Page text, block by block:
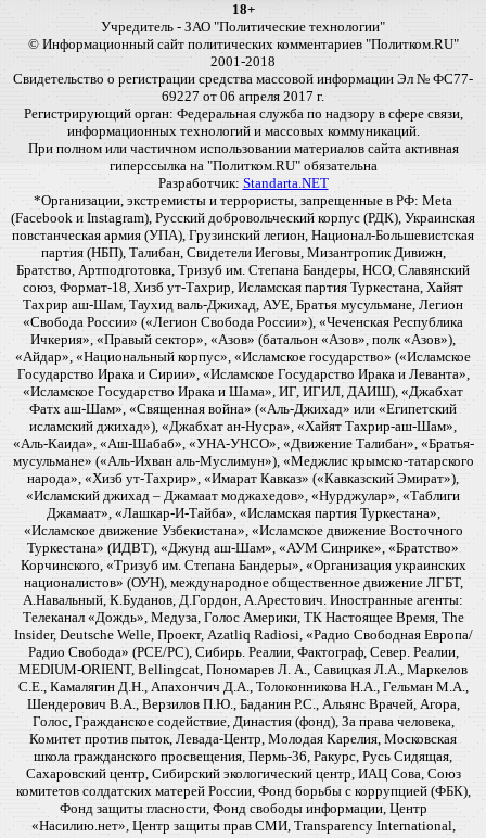
18+
Учредитель - ЗАО "Политические технологии"
© Информационный сайт политических комментариев "Политком.RU"
2001-2018
Свидетельство о регистрации средства массовой информации Эл № ФС77-
69227 от 06 апреля 2017 г.
Регистрирующий орган: Федеральная служба по надзору в сфере связи,
информационных технологий и массовых коммуникаций.
При полном или частичном использовании материалов сайта активная
гиперссылка на "Политком.RU" обязательна
Разработчик: Standarta.NET
*Организации, экстремисты и террористы, запрещенные в РФ: Meta
(Facebook и Instagram), Русский добровольческий корпус (РДК), Украинская
повстанческая армия (УПА), Грузинский легион, Национал-Большевистская
партия (НБП), Талибан, Свидетели Иеговы, Мизантропик Дивижн,
Братство, Артподготовка, Тризуб им. Степана Бандеры, НСО, Славянский
союз, Формат-18, Хизб ут-Тахрир, Исламская партия Туркестана, Хайят
Тахрир аш-Шам, Таухид валь-Джихад, АУЕ, Братья мусульмане, Легион
«Свобода России» («Легион Свобода России»), «Чеченская Республика
Ичкерия», «Правый сектор», «Азов» (батальон «Азов», полк «Азов»),
«Айдар», «Национальный корпус», «Исламское государство» («Исламское
Государство Ирака и Сирии», «Исламское Государство Ирака и Леванта»,
«Исламское Государство Ирака и Шама», ИГ, ИГИЛ, ДАИШ), «Джабхат
Фатх аш-Шам», «Священная война» («Аль-Джихад» или «Египетский
исламский джихад»), «Джабхат ан-Нусра», «Хайят Тахрир-аш-Шам»,
«Аль-Каида», «Аш-Шабаб», «УНА-УНСО», «Движение Талибан», «Братья-
мусульмане» («Аль-Ихван аль-Муслимун»), «Меджлис крымско-татарского
народа», «Хизб ут-Тахрир», «Имарат Кавказ» («Кавказский Эмират»),
«Исламский джихад – Джамаат моджахедов», «Нурджулар», «Таблиги
Джамаат», «Лашкар-И-Тайба», «Исламская партия Туркестана»,
«Исламское движение Узбекистана», «Исламское движение Восточного
Туркестана» (ИДВТ), «Джунд аш-Шам», «АУМ Синрике», «Братство»
Корчинского, «Тризуб им. Степана Бандеры», «Организация украинских
националистов» (ОУН), международное общественное движение ЛГБТ,
А.Навальный, К.Буданов, Д.Гордон, А.Арестович. Иностранные агенты:
Телеканал «Дождь», Медуза, Голос Америки, ТК Настоящее Время, The
Insider, Deutsche Welle, Проект, Azatliq Radiosi, «Радио Свободная Европа/
Радио Свобода» (PCE/PC), Сибирь. Реалии, Фактограф, Север. Реалии,
MEDIUM-ORIENT, Bellingcat, Пономарев Л. А., Савицкая Л.А., Маркелов
С.Е., Камалягин Д.Н., Апахончич Д.А., Толоконникова Н.А., Гельман М.А.,
Шендерович В.А., Верзилов П.Ю., Баданин Р.С., Альянс Врачей, Агора,
Голос, Гражданское содействие, Династия (фонд), За права человека,
Комитет против пыток, Левада-Центр, Молодая Карелия, Московская
школа гражданского просвещения, Пермь-36, Ракурс, Русь Сидящая,
Сахаровский центр, Сибирский экологический центр, ИАЦ Сова, Союз
комитетов солдатских матерей России, Фонд борьбы с коррупцией (ФБК),
Фонд защиты гласности, Фонд свободы информации, Центр
«Насилию.нет», Центр защиты прав СМИ, Transparency International,